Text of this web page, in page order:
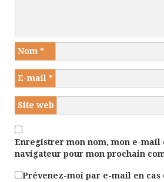
Nom *
E-mail *
Site web
Enregistrer mon nom, mon e-mail
navigateur pour mon prochain
Prévenez-moi par e-mail en cas